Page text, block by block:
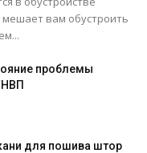
мешает вам обустроить
проблемы
для пошива штор